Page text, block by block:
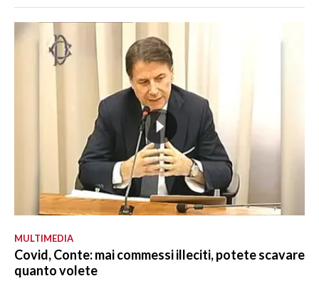
MULTIMEDIA
Covid, Conte: mai commessi illeciti, potete scavare
quanto volete